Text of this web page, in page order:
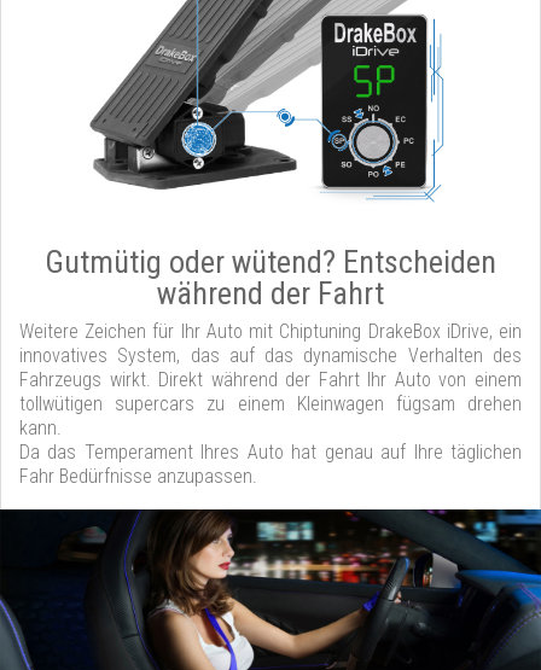
Gutmütig oder wütend? Entscheiden
während der Fahrt
Weitere Zeichen für Ihr Auto mit Chiptuning DrakeBox iDrive, ein
innovatives System, das auf das dynamische Verhalten des
Fahrzeugs wirkt. Direkt während der Fahrt Ihr Auto von einem
tollwütigen supercars zu einem Kleinwagen fügsam drehen
kann.
Da das Temperament Ihres Auto hat genau auf Ihre täglichen
Fahr Bedürfnisse anzupassen.